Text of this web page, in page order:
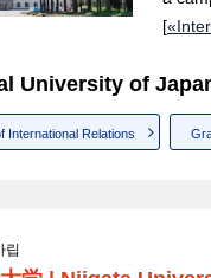
[
University of
International Relations
립